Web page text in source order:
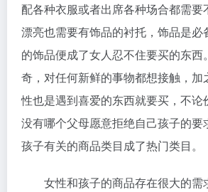
配各种衣服或者出席各种场合都需要
漂亮也需要有饰品的衬托，饰品是必
的饰品便成了女人忍不住要买的东西
奇，对任何新鲜的事物都想接触，加
性也是遇到喜爱的东西就要买，不论
没有哪个父母愿意拒绝自己孩子的要
孩子有关的商品类目成了热门类目。
女性和孩子的商品存在很大的需